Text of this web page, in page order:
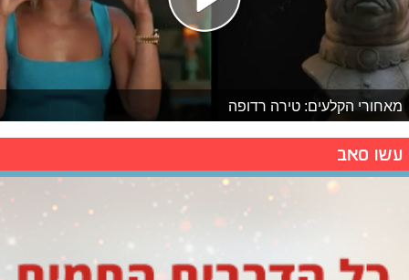
מאחורי הקלעים: טירה רדופה
עשו סאב